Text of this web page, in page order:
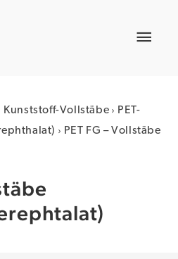
Kunststoff-Vollstäbe › PET-
› PET FG – Vollstäbe